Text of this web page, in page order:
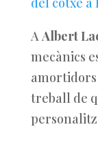
AAlbert
mecànics
treball de